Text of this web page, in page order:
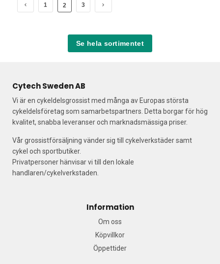
1 2 3
Se hela sortimentet
Cytech Sweden AB
Vi är en cykeldelsgrossist med många av Europas största
cykeldelsföretag som samarbetspartners. Detta borgar för hög
kvalitet, snabba leveranser och marknadsmässiga priser.
Vår grossistförsäljning vänder sig till cykelverkstäder samt
cykel och sportbutiker.
Privatpersoner hänvisar vi till den lokale
handlaren/cykelverkstaden.
Information
Om oss
Köpvillkor
Öppettider